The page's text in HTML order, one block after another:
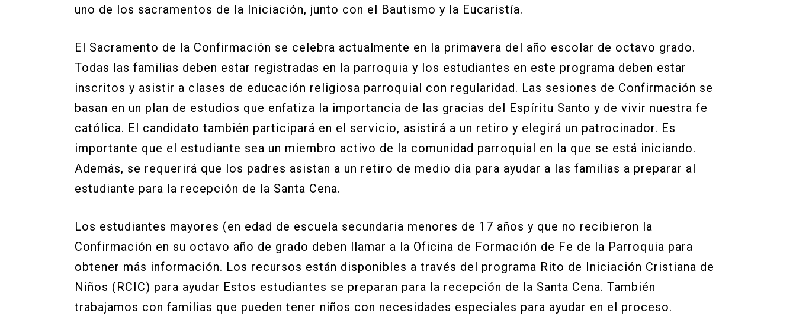
uno de los sacramentos de la Iniciación, junto con el Bautismo y la Eucaristía.
El Sacramento de la Confirmación se celebra actualmente en la primavera del año escolar de octavo grado.
Todas las familias deben estar registradas en la parroquia y los estudiantes en este programa deben estar
inscritos y asistir a clases de educación religiosa parroquial con regularidad. Las sesiones de Confirmación se
basan en un plan de estudios que enfatiza la importancia de las gracias del Espíritu Santo y de vivir nuestra fe
católica. El candidato también participará en el servicio, asistirá a un retiro y elegirá un patrocinador. Es
importante que el estudiante sea un miembro activo de la comunidad parroquial en la que se está iniciando.
Además, se requerirá que los padres asistan a un retiro de medio día para ayudar a las familias a preparar al
estudiante para la recepción de la Santa Cena.
Los estudiantes mayores (en edad de escuela secundaria menores de 17 años y que no recibieron la
Confirmación en su octavo año de grado deben llamar a la Oficina de Formación de Fe de la Parroquia para
obtener más información. Los recursos están disponibles a través del programa Rito de Iniciación Cristiana de
Niños (RCIC) para ayudar Estos estudiantes se preparan para la recepción de la Santa Cena. También
trabajamos con familias que pueden tener niños con necesidades especiales para ayudar en el proceso.